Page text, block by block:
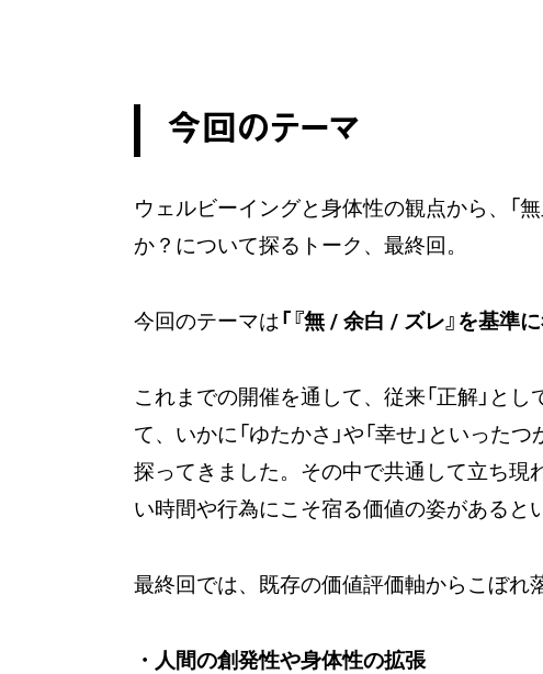
今回のテーマ
ウェルビーイングと身体性の観点から、「
か？について探るトーク、最終回。
今回のテーマは「『無 / 余白 / ズレ』を基準
これまでの開催を通して、従来「正解」と
て、いかに「ゆたかさ」や「幸せ」といっ
探ってきました。その中で共通して立ち
い時間や行為にこそ宿る価値の姿があると
最終回では、既存の価値評価軸からこぼれ
・人間の創発性や身体性の拡張